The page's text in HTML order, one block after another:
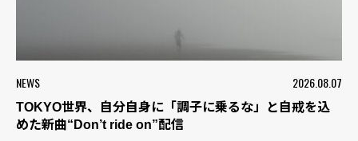
NEWS 2026.08.07
TOKYO世界、自分自身に「調子に乗るな」と自戒を込
めた新曲“Don’t ride on”配信